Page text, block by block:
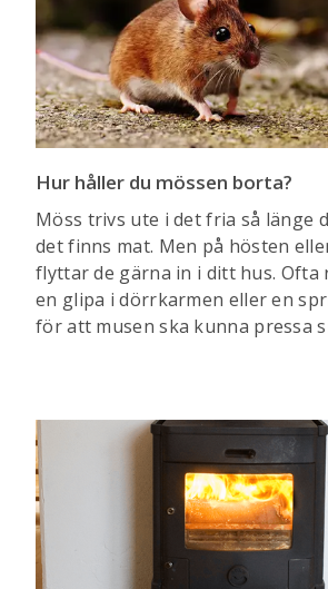
Hur håller du mössen borta?
Möss trivs ute i det fria så länge
det finns mat. Men på hösten
flyttar de gärna in i ditt hus. Ofta
en glipa i dörrkarmen eller en
för att musen ska kunna pressa